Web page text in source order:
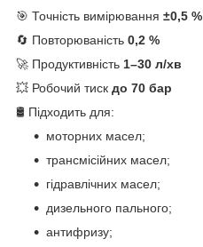
🎯 Точність вимірювання ±0,5 %
🔄 Повторюваність 0,2 %
🚀 Продуктивність 1–30 л/хв
💥 Робочий тиск до 70 бар
🛢 Підходить для:
моторних масел;
трансмісійних масел;
гідравлічних масел;
дизельного пального;
антифризу;